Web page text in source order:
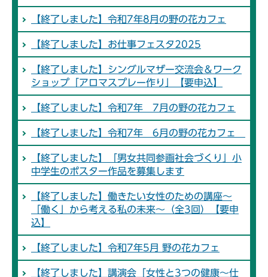
【終了しました】令和7年8月の野の花カフェ
【終了しました】お仕事フェスタ2025
【終了しました】シングルマザー交流会＆ワーク
ショップ「アロマスプレー作り」【要申込】
【終了しました】令和7年 7月の野の花カフェ
【終了しました】令和7年 6月の野の花カフェ
【終了しました】「男女共同参画社会づくり」小
中学生のポスター作品を募集します
【終了しました】働きたい女性のための講座～
「働く」から考える私の未来～（全3回）【要申
込】
【終了しました】令和7年5月 野の花カフェ
【終了しました】講演会「女性と3つの健康～仕